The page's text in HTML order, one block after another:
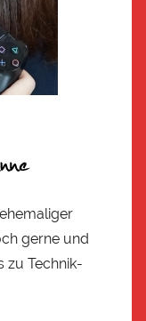
gerne und
zu Technik-